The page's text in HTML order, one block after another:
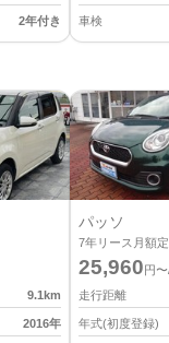
2年付き 車検
9.1km
2016年
パッソ
7年リース月額
25,960円
走行距離
年式(初度登録)